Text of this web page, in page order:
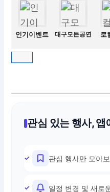
인기이벤트 대구모든공연 로
관심 있는 행사,
관심 행사만 모아
일정 변경 및 새로